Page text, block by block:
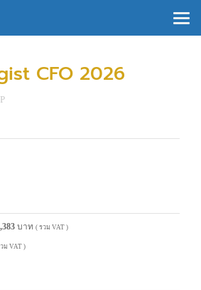
CFO 2026
บาท ( รวม VAT )
ม VAT )
×